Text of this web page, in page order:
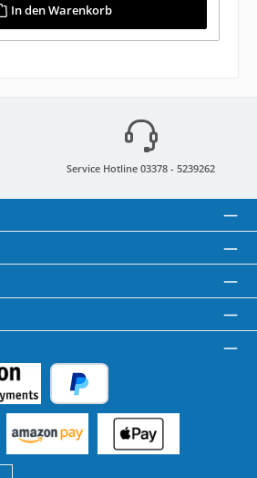
In den Warenkorb
Service Hotline 03378 - 5239262
Später Bezahlen
Benutzerdefiniertes Bild 1